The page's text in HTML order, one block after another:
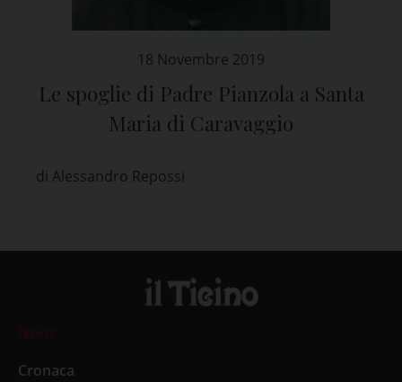
18 Novembre 2019
Le spoglie di Padre Pianzola a Santa
Maria di Caravaggio
di Alessandro Repossi
News
Cronaca